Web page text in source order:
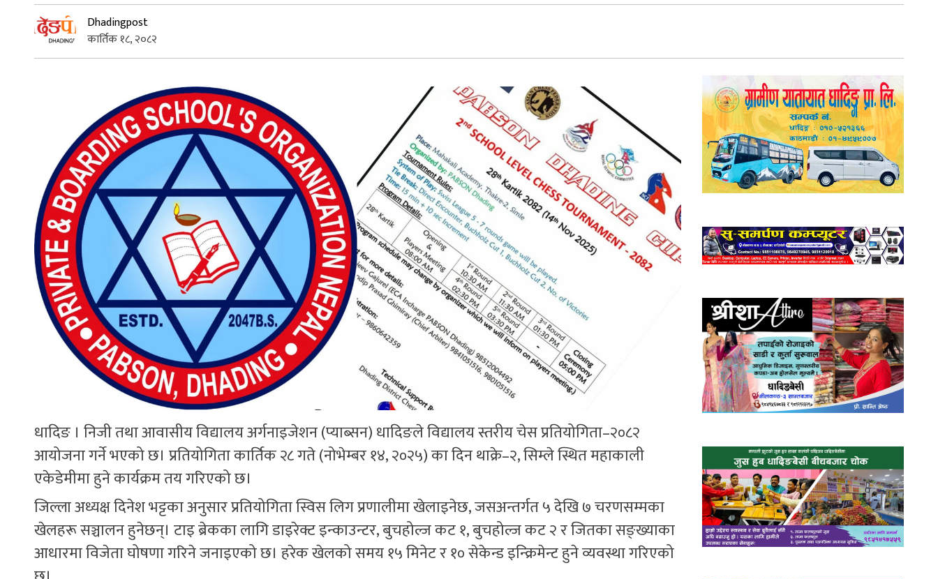
Dhadingpost
कार्तिक १८, २०८२
धादिङ । निजी तथा आवासीय विद्यालय अर्गनाइजेशन (प्याब्सन) धादिङले विद्यालय स्तरीय चेस प्रतियोगिता–२०८२
आयोजना गर्ने भएको छ। प्रतियोगिता कार्तिक २८ गते (नोभेम्बर १४, २०२५) का दिन थाक्रे–२, सिम्ले स्थित महाकाली
एकेडेमीमा हुने कार्यक्रम तय गरिएको छ।
जिल्ला अध्यक्ष दिनेश भट्टका अनुसार प्रतियोगिता स्विस लिग प्रणालीमा खेलाइनेछ, जसअन्तर्गत ५ देखि ७ चरणसम्मका
खेलहरू सञ्चालन हुनेछन्। टाइ ब्रेकका लागि डाइरेक्ट इन्काउन्टर, बुचहोल्ज कट १, बुचहोल्ज कट २ र जितका सङ्ख्याका
आधारमा विजेता घोषणा गरिने जनाइएको छ। हरेक खेलको समय १५ मिनेट र १० सेकेन्ड इन्क्रिमेन्ट हुने व्यवस्था गरिएको